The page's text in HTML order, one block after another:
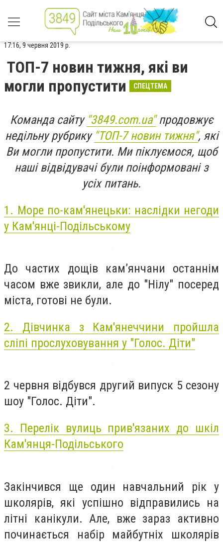
17:16, 9 червня 2019 р.
ТОП-7 новин тижня, які ви
могли пропустити
СПЕЦТЕМА
Команда сайту "3849.com.ua"продовжує
недільну рубрику "ТОП-7 новин тижня", які
Ви могли пропустити. Ми піклуємося, щоб
наші відвідувачі були поінформовані з
усіх питань.
1. Море по-кам'янецьки: наслідки негоди
у Кам'янці-Подільському
До частих дощів кам’янчани останнім
часом вже звикли, але до "Нілу" посеред
міста, готові не були.
2. Дівчинка з Кам'янеччини пройшла
сліпі прослуховування у "Голос. Діти"
2 червня відбувся другий випуск 5 сезону
шоу "Голос. Діти".
3. Перелік вулиць прив'язаних до шкіл
Кам'янця-Подільського
Закінчився ще один навчальний рік у
школярів, які успішно відправились на
літні канікули. Але, вже зараз активно
починається набір майбутніх школярів